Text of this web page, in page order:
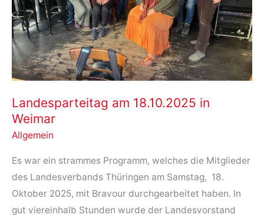
Landesparteitag am 18.10.2025 in
Weimar
Allgemein
Es war ein strammes Programm, welches die Mitglieder
des Landesverbands Thüringen am Samstag, 18.
Oktober 2025, mit Bravour durchgearbeitet haben. In
gut viereinhalb Stunden wurde der Landesvorstand